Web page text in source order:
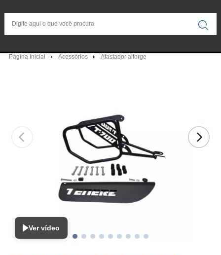
Página Inicial Acessórios Afastador alforge
Ver vídeo